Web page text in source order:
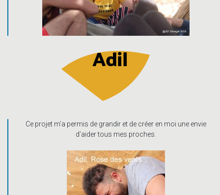
Adil
Ce projet m’a permis de grandir et de créer en moi une envie
d’aider tous mes proches.